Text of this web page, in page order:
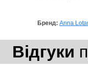
Бренд: Anna
Відгуки